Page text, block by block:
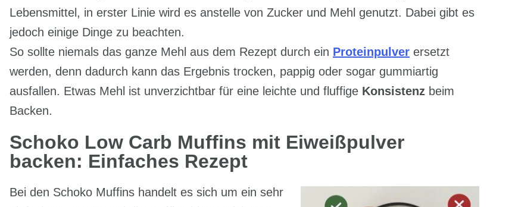
Lebensmittel, in erster Linie wird es anstelle von Zucker und Mehl genutzt. Dabei gibt es
jedoch einige Dinge zu beachten.
So sollte niemals das ganze Mehl aus dem Rezept durch ein Proteinpulver ersetzt
werden, denn dadurch kann das Ergebnis trocken, pappig oder sogar gummiartig
ausfallen. Etwas Mehl ist unverzichtbar für eine leichte und fluffige Konsistenz beim
Backen.
Schoko Low Carb Muffins mit Eiweißpulver
backen: Einfaches Rezept
Bei den Schoko Muffins handelt es sich um ein sehr